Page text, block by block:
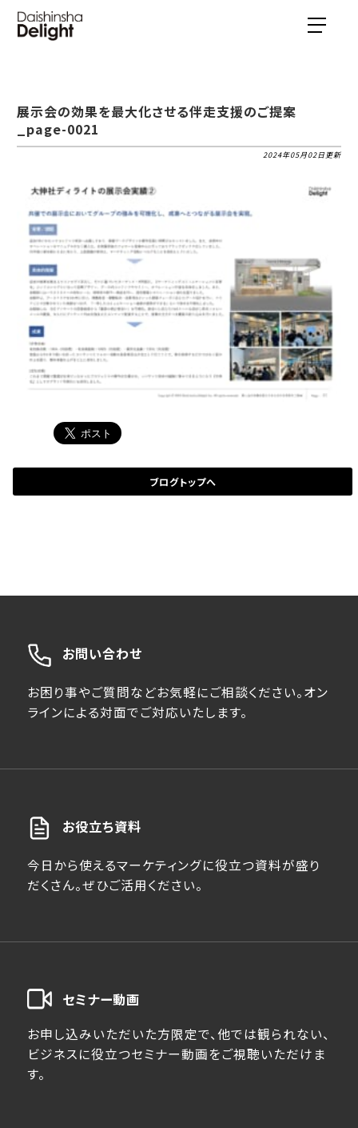
展示会の効果を最大化させる伴走支援のご提案
_page-0021
2024年05月02日更新
ブログトップへ
お問い合わせ
お困り事やご質問などお気軽にご相談ください。オン
ラインによる対面でご対応いたします。
お役立ち資料
今日から使えるマーケティングに役立つ資料が盛り
だくさん。ぜひご活用ください。
セミナー動画
お申し込みいただいた方限定で、他では観られない、
ビジネスに役立つセミナー動画をご視聴いただけま
す。